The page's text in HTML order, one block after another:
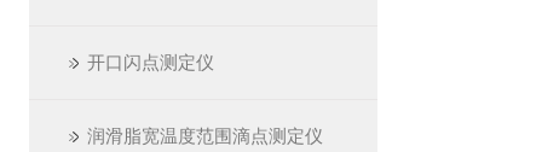
开口闪点测定仪
润滑脂宽温度范围滴点测定仪